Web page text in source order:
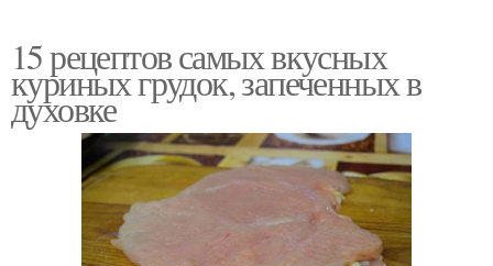
15 рецептов самых вкусных
куриных грудок, запеченных в
духовке